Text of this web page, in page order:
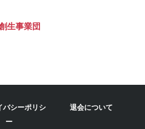
生事業団
バシーポリシ
ー
退会について